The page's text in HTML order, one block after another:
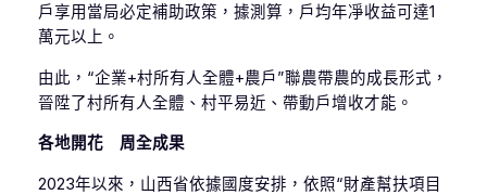
戶享用當局必定補助政策，據測算，戶均年凈收益可達1
萬元以上。
由此，“企業+村所有人全體+農戶”聯農帶農的成長形式，
晉陞了村所有人全體、村平易近、帶動戶增收才能。
各地開花 周全成果
2023年以來，山西省依據國度安排，依照“財產幫扶項目